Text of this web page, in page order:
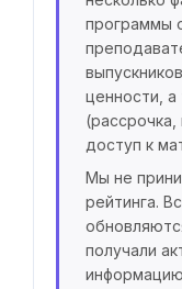
программы
ценности, а
(рассрочка,
доступ к
Мы не
рейтинга.
получали